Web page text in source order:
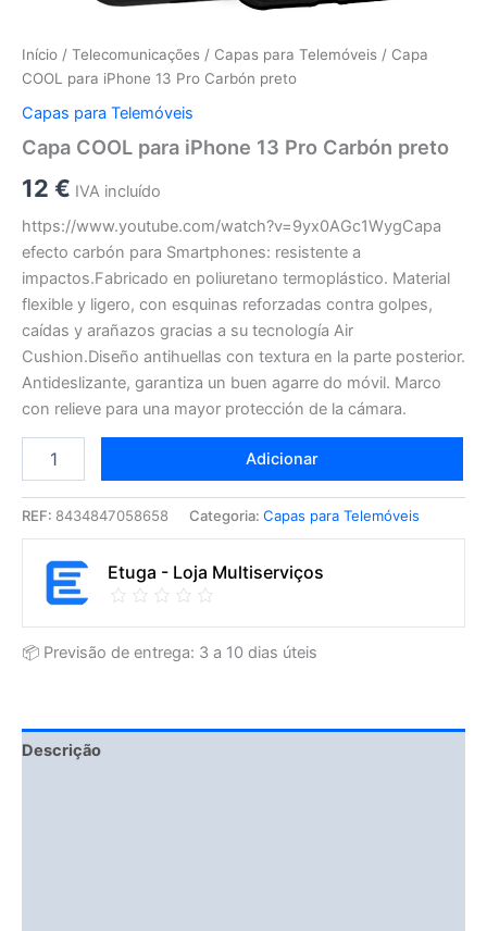
Início / Telecomunicações / Capas para Telemóveis / Capa
COOL para iPhone 13 Pro Carbón preto
Capas para Telemóveis
Capa COOL para iPhone 13 Pro Carbón preto
12 € IVA incluído
https://www.youtube.com/watch?v=9yx0AGc1WygCapa
efecto carbón para Smartphones: resistente a
impactos.Fabricado en poliuretano termoplástico. Material
flexible y ligero, con esquinas reforzadas contra golpes,
caídas y arañazos gracias a su tecnología Air
Cushion.Diseño antihuellas con textura en la parte posterior.
Antideslizante, garantiza un buen agarre do móvil. Marco
con relieve para una mayor protección de la cámara.
Adicionar
REF: 8434847058658 Categoria: Capas para Telemóveis
Etuga - Loja Multiserviços
📦 Previsão de entrega: 3 a 10 dias úteis
Descrição